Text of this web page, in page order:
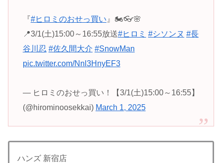
『#ヒロミのおせっ買い 』🏍️👓🌸
📍3/1(土)15:00～16:55放送#ヒロミ #シソンヌ #長
谷川忍 #佐久間大介 #SnowMan
pic.twitter.com/Nnl3HnyEF3
— ヒロミのおせっ買い！【3/1(土)15:00～16:55】
(@hirominoosekkai) March 1, 2025
ハンズ 新宿店